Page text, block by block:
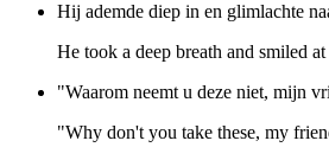
Hij ademde diep in en glimlachte
He took a deep breath and smiled at
"Waarom neemt u deze niet, mijn
"Why don't you take these, my